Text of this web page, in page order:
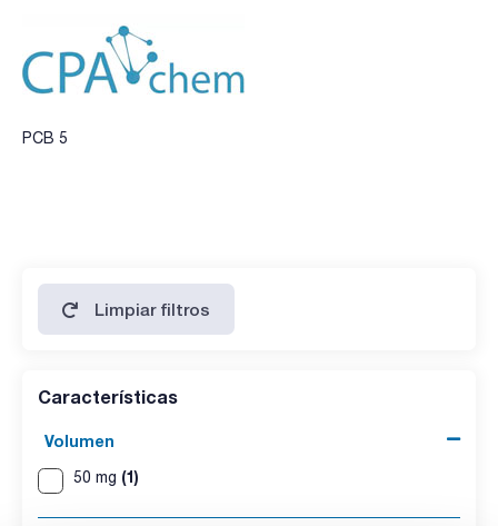
PCB 5
Limpiar filtros
Características
Volumen
50 mg (1)